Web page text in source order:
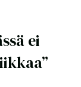
ei